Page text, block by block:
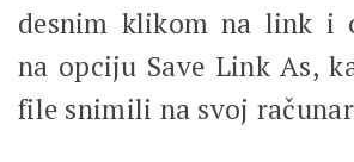
desnim klikom na link i
na opciju Save Link As,
file snimili na svoj